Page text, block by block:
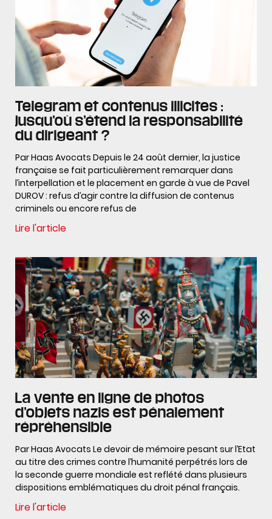
Telegram et contenus illicites :
jusqu’où s’étend la responsabilité
du dirigeant ?
Par Haas Avocats Depuis le 24 août dernier, la justice
française se fait particulièrement remarquer dans
l’interpellation et le placement en garde à vue de Pavel
DUROV : refus d’agir contre la diffusion de contenus
criminels ou encore refus de
Lire l'article
La vente en ligne de photos
d’objets nazis est pénalement
répréhensible
Par Haas Avocats Le devoir de mémoire pesant sur l’Etat
au titre des crimes contre l’humanité perpétrés lors de
la seconde guerre mondiale est reflété dans plusieurs
dispositions emblématiques du droit pénal français.
Lire l'article